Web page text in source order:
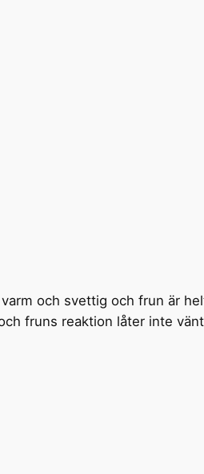
och svettig och frun är
fruns reaktion låter inte